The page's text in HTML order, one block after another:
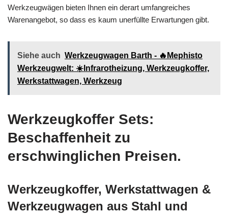
Werkzeugwägen bieten Ihnen ein derart umfangreiches
Warenangebot, so dass es kaum unerfüllte Erwartungen gibt.
Siehe auch Werkzeugwagen Barth - 🔥Mephisto
Werkzeugwelt: ☀️Infrarotheizung, Werkzeugkoffer,
Werkstattwagen, Werkzeug
Werkzeugkoffer Sets:
Beschaffenheit zu
erschwinglichen Preisen.
Werkzeugkoffer, Werkstattwagen &
Werkzeugwagen aus Stahl und